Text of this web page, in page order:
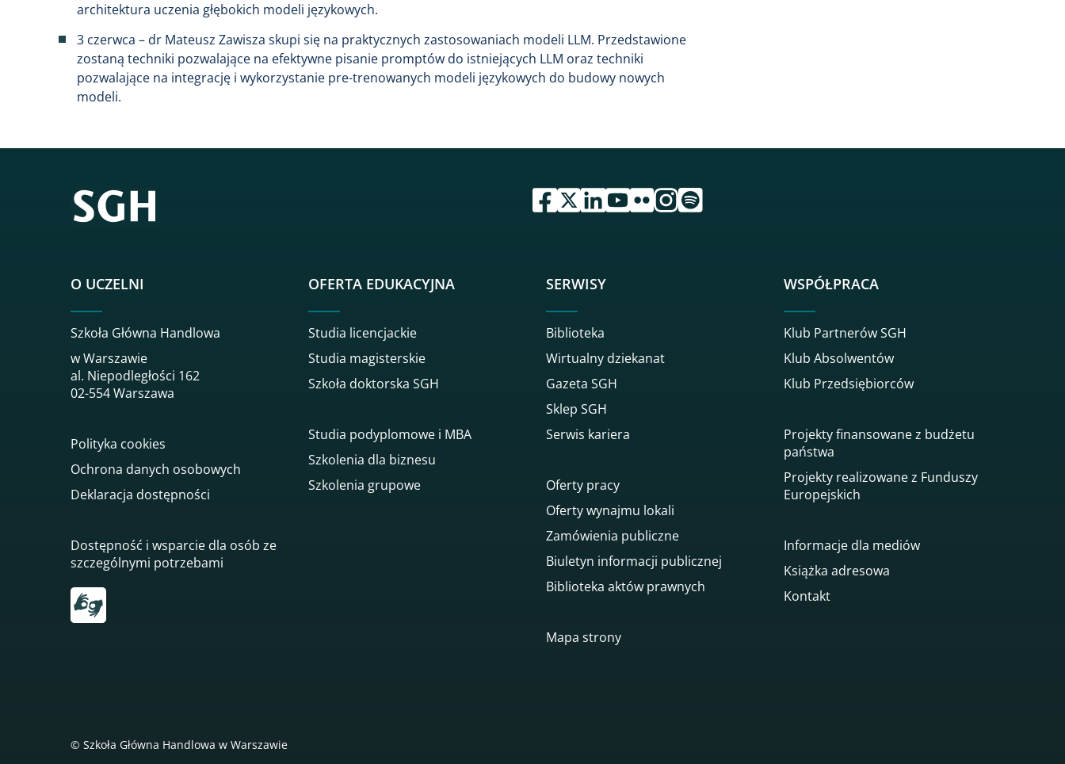
architektura uczenia głębokich modeli językowych.
3 czerwca – dr Mateusz Zawisza skupi się na praktycznych zastosowaniach modeli LLM. Przedstawione
zostaną techniki pozwalające na efektywne pisanie promptów do istniejących LLM oraz techniki
pozwalające na integrację i wykorzystanie pre-trenowanych modeli językowych do budowy nowych
modeli.
przejdź do serwisu facebook sgh
przejdź do serwisu twitter sgh
przejdź do serwisu linkedin sgh
przejdź do serwisu youtube sgh
przejdź do serwisu flickr sgh
przejdź do serwisu instagram sgh
przejdź do serwisu spotify sgh
O UCZELNI
Szkoła Główna Handlowa
w Warszawie
al. Niepodległości 162
02-554 Warszawa
Polityka cookies
Ochrona danych osobowych
Deklaracja dostępności
Dostępność i wsparcie dla osób ze
szczególnymi potrzebami
Przekierowanie do tłumacza on-line języka migowego
OFERTA EDUKACYJNA
Studia licencjackie
Studia magisterskie
Szkoła doktorska SGH
Studia podyplomowe i MBA
Szkolenia dla biznesu
Szkolenia grupowe
SERWISY
Biblioteka
Wirtualny dziekanat
Gazeta SGH
Sklep SGH
Serwis kariera
Oferty pracy
Oferty wynajmu lokali
Zamówienia publiczne
Biuletyn informacji publicznej
Biblioteka aktów prawnych
Mapa strony
WSPÓŁPRACA
Klub Partnerów SGH
Klub Absolwentów
Klub Przedsiębiorców
Projekty finansowane z budżetu
państwa
Projekty realizowane z Funduszy
Europejskich
Informacje dla mediów
Książka adresowa
Kontakt
© Szkoła Główna Handlowa w Warszawie